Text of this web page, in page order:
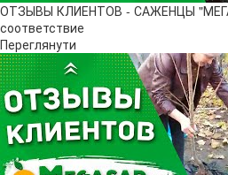
ОТЗЫВЫ КЛИЕНТОВ - САЖЕНЦЫ
соответствие
Переглянути